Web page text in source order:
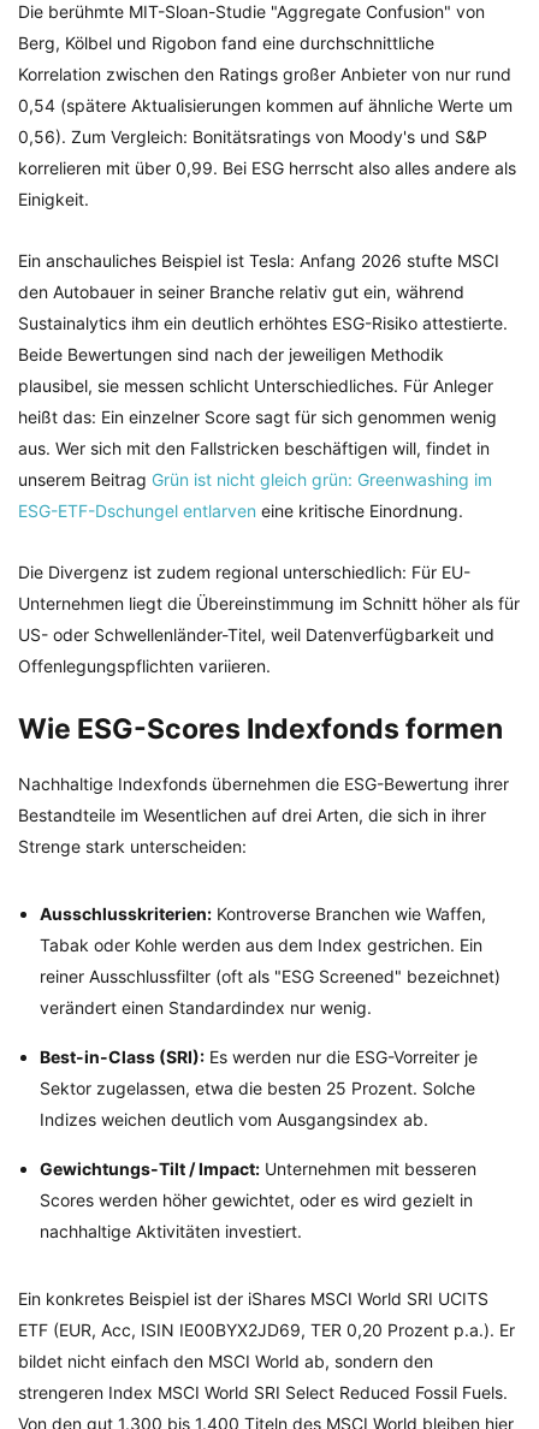
Die berühmte MIT-Sloan-Studie "Aggregate Confusion" von
Berg, Kölbel und Rigobon fand eine durchschnittliche
Korrelation zwischen den Ratings großer Anbieter von nur rund
0,54 (spätere Aktualisierungen kommen auf ähnliche Werte um
0,56). Zum Vergleich: Bonitätsratings von Moody's und S&P
korrelieren mit über 0,99. Bei ESG herrscht also alles andere als
Einigkeit.
Ein anschauliches Beispiel ist Tesla: Anfang 2026 stufte MSCI
den Autobauer in seiner Branche relativ gut ein, während
Sustainalytics ihm ein deutlich erhöhtes ESG-Risiko attestierte.
Beide Bewertungen sind nach der jeweiligen Methodik
plausibel, sie messen schlicht Unterschiedliches. Für Anleger
heißt das: Ein einzelner Score sagt für sich genommen wenig
aus. Wer sich mit den Fallstricken beschäftigen will, findet in
unserem Beitrag Grün ist nicht gleich grün: Greenwashing im
ESG-ETF-Dschungel entlarven eine kritische Einordnung.
Die Divergenz ist zudem regional unterschiedlich: Für EU-
Unternehmen liegt die Übereinstimmung im Schnitt höher als für
US- oder Schwellenländer-Titel, weil Datenverfügbarkeit und
Offenlegungspflichten variieren.
Wie ESG-Scores Indexfonds formen
Nachhaltige Indexfonds übernehmen die ESG-Bewertung ihrer
Bestandteile im Wesentlichen auf drei Arten, die sich in ihrer
Strenge stark unterscheiden:
Ausschlusskriterien: Kontroverse Branchen wie Waffen,
Tabak oder Kohle werden aus dem Index gestrichen. Ein
reiner Ausschlussfilter (oft als "ESG Screened" bezeichnet)
verändert einen Standardindex nur wenig.
Best-in-Class (SRI): Es werden nur die ESG-Vorreiter je
Sektor zugelassen, etwa die besten 25 Prozent. Solche
Indizes weichen deutlich vom Ausgangsindex ab.
Gewichtungs-Tilt / Impact: Unternehmen mit besseren
Scores werden höher gewichtet, oder es wird gezielt in
nachhaltige Aktivitäten investiert.
Ein konkretes Beispiel ist der iShares MSCI World SRI UCITS
ETF (EUR, Acc, ISIN IE00BYX2JD69, TER 0,20 Prozent p.a.). Er
bildet nicht einfach den MSCI World ab, sondern den
strengeren Index MSCI World SRI Select Reduced Fossil Fuels.
Von den gut 1.300 bis 1.400 Titeln des MSCI World bleiben hier